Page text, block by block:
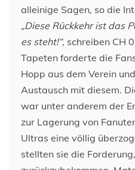
alleinige Sagen, so die
„Diese Rückkehr ist das
es steht!“, schreiben CH
Tapeten forderte die
Hopp aus dem Verein
Austausch mit diesem.
war unter anderem der
zur Lagerung von
Ultras eine völlig
stellten sie die